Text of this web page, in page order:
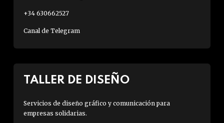
+34 630662527
Canal de Telegram
TALLER DE DISEÑO
Servicios de diseño gráfico y comunicación para
empresas solidarias.